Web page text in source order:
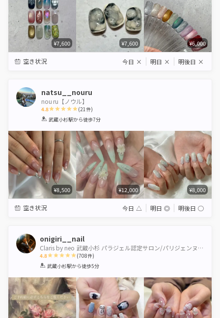
¥7,600 ¥7,600 ¥6,000
空き状況 今日 × 明日 × 明後日 ×
natsu__nouru
nou ru【ノウル】
4.8
1 2 3 4 5
(21件)
武蔵小杉駅から徒歩7分
¥8,500 ¥12,000 ¥8,000
空き状況 今日 △ 明日 ◎ 明後日 ◯
onigiri__nail
Claris by neo 武蔵小杉 パラジェル認定サロン/パリジェンヌ＆healthy導入サロン
4.8
1 2 3 4 5
(708件)
武蔵小杉駅から徒歩5分